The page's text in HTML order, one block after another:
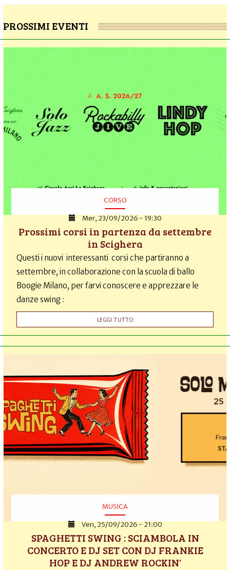
PROSSIMI EVENTI
CORSO
Mer, 23/09/2026 - 19:30
Prossimi corsi in partenza da settembre
in Scighera
Questi i nuovi interessanti corsi che partiranno a
settembre, in collaborazione con la scuola di ballo
Boogie Milano, per farvi conoscere e apprezzare le
danze swing :
LEGGI TUTTO
MUSICA
Ven, 25/09/2026 - 21:00
SPAGHETTI SWING : SCIAMBOLA IN
CONCERTO E DJ SET CON DJ FRANKIE
HOP E DJ ANDREW ROCKIN'